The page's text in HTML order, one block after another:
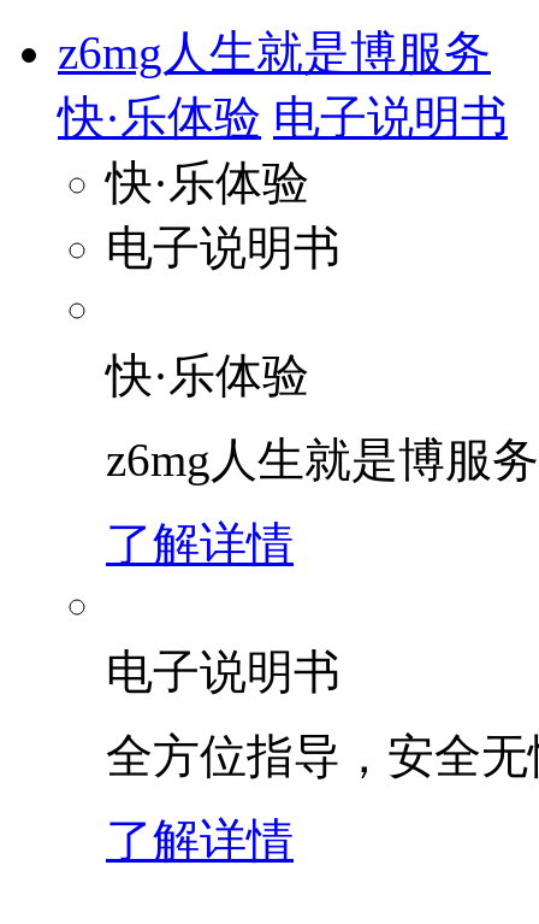
z6mg人生就是博服务
快·乐体验 电子说明书
快·乐体验
电子说明书
快·乐体验
z6mg人生就是博服
了解详情
电子说明书
全方位指导，安全
了解详情